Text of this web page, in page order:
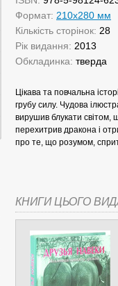
Формат: 210x280 мм
Кількість сторінок: 28
Рік видання: 2013
Обкладинка: тверда
Цікава та повчальна
грубу силу. Чудова
вирушив блукати світом,
перехитрив дракона і
про те, що розумом,
КНИГИ ЦЬОГО